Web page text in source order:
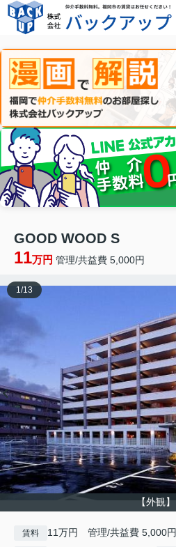
GOOD WOOD S
11万円 管理/共益費 5,000円
【外観】
1/13
賃料 11万円 管理/共益費 5,000円